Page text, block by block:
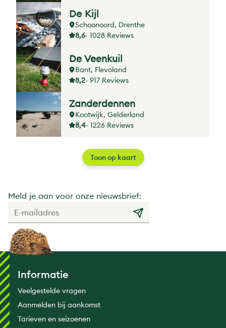
De Kijl
Schoonoord, Drenthe
8,6- 1028 Reviews
De Veenkuil
Bant, Flevoland
8,2- 917 Reviews
Zanderdennen
Kootwijk, Gelderland
8,4- 1226 Reviews
Toon op kaart
Meld je aan voor onze nieuwsbrief:
Informatie
Veelgestelde vragen
Aanmelden bij aankomst
Tarieven en seizoenen